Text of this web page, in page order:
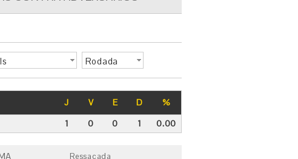
Rodada
J V E D
%
1
0 0 1 0.00
Ressacada